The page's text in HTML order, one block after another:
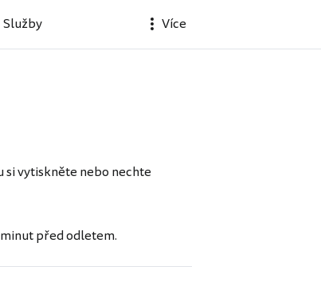
Služby Více
vytiskněte nebo nechte
před odletem.